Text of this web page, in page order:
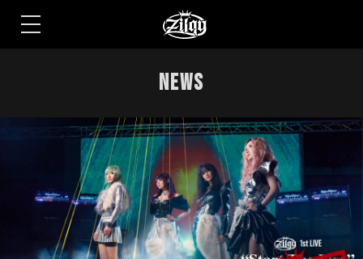
k
i
p
o
t
h
e
c
o
n
t
e
n
t
NEWS